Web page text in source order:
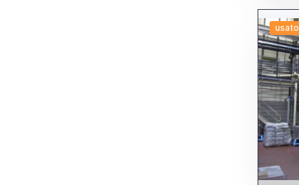
usato